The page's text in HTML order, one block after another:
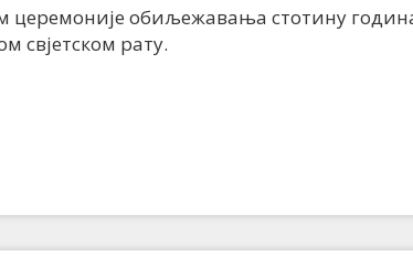
церемоније обиљежавања стотину
свјетском рату.